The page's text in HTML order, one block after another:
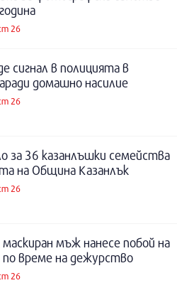
26
сигнал в полицията в
домашно насилие
26
за 36 казанлъшки семейства
на Община Казанлък
26
маскиран мъж нанесе побой на
време на дежурство
26